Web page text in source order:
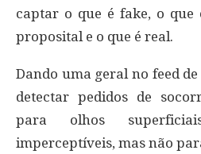
captar o que é fake, o
proposital e o que é real.
Dando uma geral no feed
detectar pedidos de
para olhos
imperceptíveis, mas não